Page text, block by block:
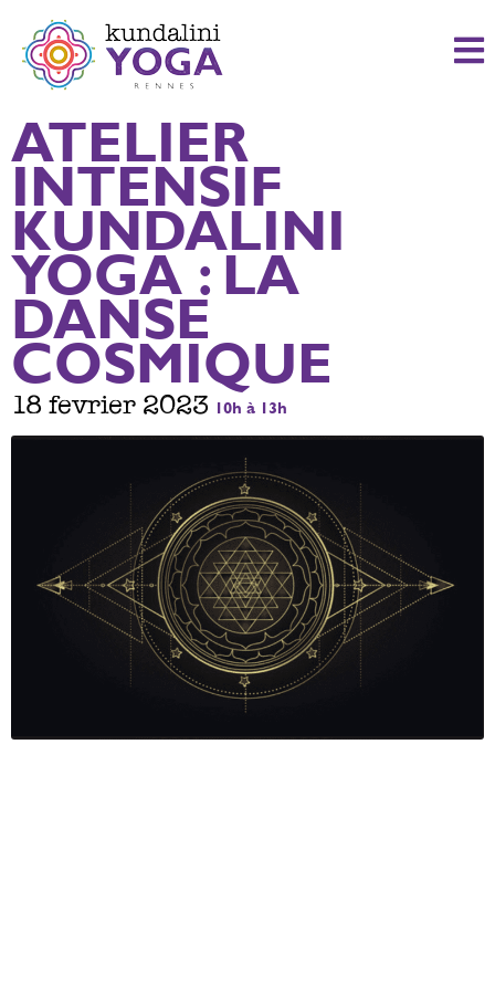
ATELIER
INTENSIF
KUNDALINI
YOGA : LA
DANSE
COSMIQUE
18 fevrier 2023 10h à 13h